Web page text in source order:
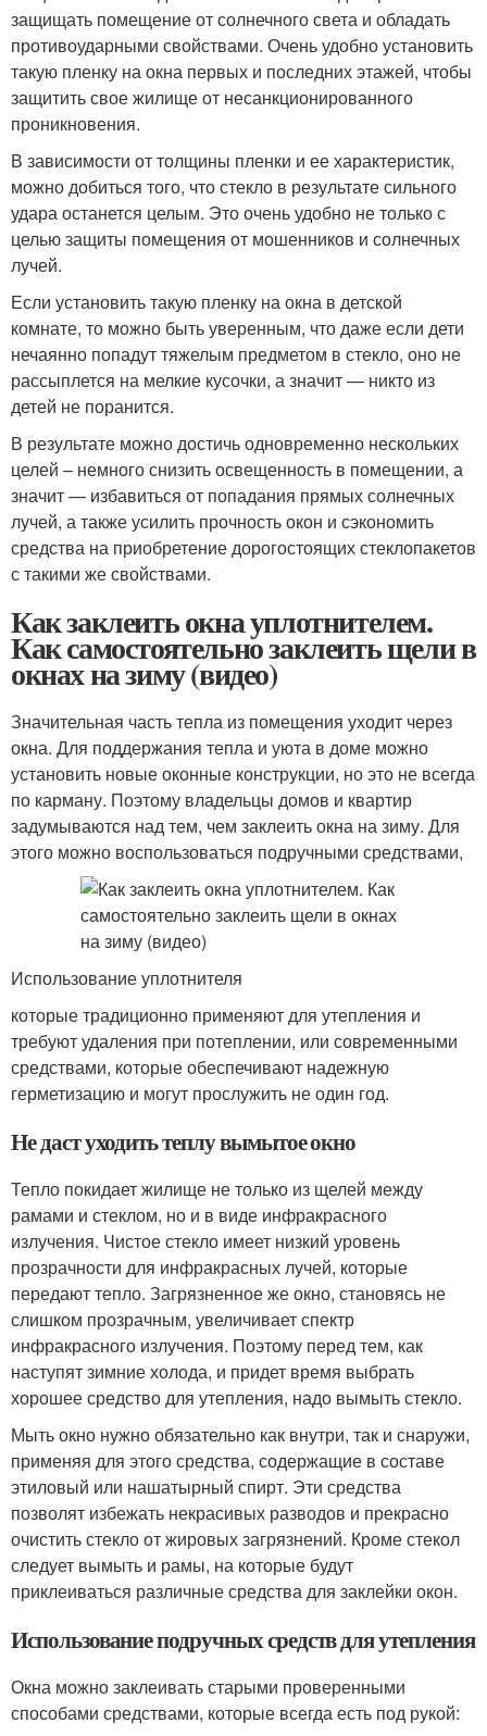
защищать помещение от солнечного света и обладать
противоударными свойствами. Очень удобно установить
такую пленку на окна первых и последних этажей, чтобы
защитить свое жилище от несанкционированного
проникновения.
В зависимости от толщины пленки и ее характеристик,
можно добиться того, что стекло в результате сильного
удара останется целым. Это очень удобно не только с
целью защиты помещения от мошенников и солнечных
лучей.
Если установить такую пленку на окна в детской
комнате, то можно быть уверенным, что даже если дети
нечаянно попадут тяжелым предметом в стекло, оно не
рассыплется на мелкие кусочки, а значит — никто из
детей не поранится.
В результате можно достичь одновременно нескольких
целей – немного снизить освещенность в помещении, а
значит — избавиться от попадания прямых солнечных
лучей, а также усилить прочность окон и сэкономить
средства на приобретение дорогостоящих стеклопакетов
с такими же свойствами.
Как заклеить окна уплотнителем.
Как самостоятельно заклеить щели в
окнах на зиму (видео)
Значительная часть тепла из помещения уходит через
окна. Для поддержания тепла и уюта в доме можно
установить новые оконные конструкции, но это не всегда
по карману. Поэтому владельцы домов и квартир
задумываются над тем, чем заклеить окна на зиму. Для
этого можно воспользоваться подручными средствами,
Использование уплотнителя
которые традиционно применяют для утепления и
требуют удаления при потеплении, или современными
средствами, которые обеспечивают надежную
герметизацию и могут прослужить не один год.
Не даст уходить теплу вымытое окно
Тепло покидает жилище не только из щелей между
рамами и стеклом, но и в виде инфракрасного
излучения. Чистое стекло имеет низкий уровень
прозрачности для инфракрасных лучей, которые
передают тепло. Загрязненное же окно, становясь не
слишком прозрачным, увеличивает спектр
инфракрасного излучения. Поэтому перед тем, как
наступят зимние холода, и придет время выбрать
хорошее средство для утепления, надо вымыть стекло.
Мыть окно нужно обязательно как внутри, так и снаружи,
применяя для этого средства, содержащие в составе
этиловый или нашатырный спирт. Эти средства
позволят избежать некрасивых разводов и прекрасно
очистить стекло от жировых загрязнений. Кроме стекол
следует вымыть и рамы, на которые будут
приклеиваться различные средства для заклейки окон.
Использование подручных средств для утепления
Окна можно заклеивать старыми проверенными
способами средствами, которые всегда есть под рукой: